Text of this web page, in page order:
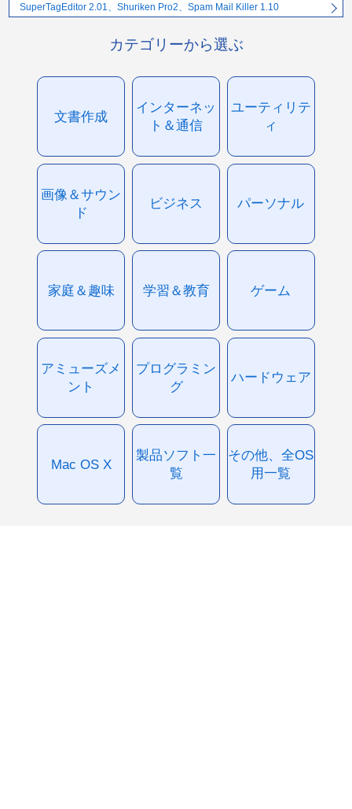
SuperTagEditor 2.01、Shuriken Pro2、Spam Mail Killer 1.10
カテゴリーから選ぶ
文書作成
インターネッ
ト＆通信
ユーティリテ
ィ
画像＆サウン
ド
ビジネス パーソナル
家庭＆趣味 学習＆教育 ゲーム
アミューズメ
ント
プログラミン
グ
ハードウェア
Mac OS X
製品ソフト一
覧
その他、全OS
用一覧